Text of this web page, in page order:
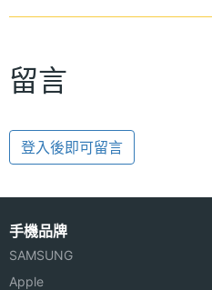
留言
登入後即可留言
手機品牌
SAMSUNG
Apple